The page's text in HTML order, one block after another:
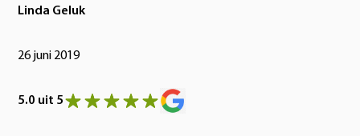
Linda Geluk
26 juni 2019
5.0 uit 5